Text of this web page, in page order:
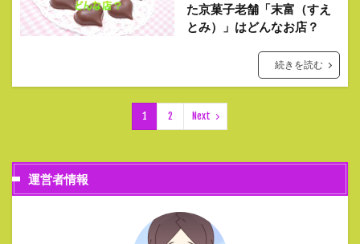
た京菓子老舗「末富（すえ
とみ）」はどんなお店？
続きを読む
1 2 Next
運営者情報